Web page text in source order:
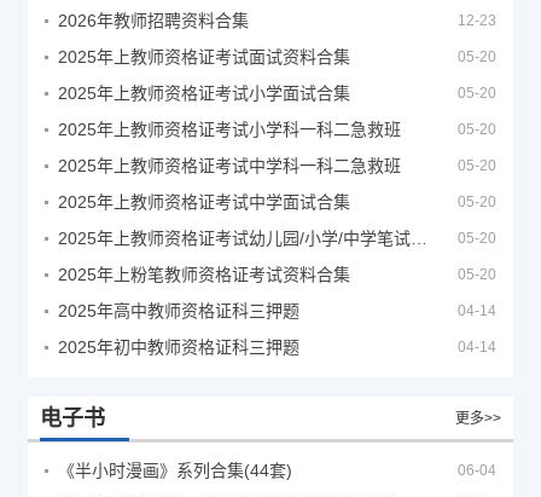
2026年教师招聘资料合集 12-23
2025年上教师资格证考试面试资料合集 05-20
2025年上教师资格证考试小学面试合集 05-20
2025年上教师资格证考试小学科一科二急救班 05-20
2025年上教师资格证考试中学科一科二急救班 05-20
2025年上教师资格证考试中学面试合集 05-20
05-20
2025年上粉笔教师资格证考试资料合集 05-20
2025年高中教师资格证科三押题 04-14
2025年初中教师资格证科三押题 04-14
电子书 更多>>
《半小时漫画》系列合集(44套) 06-04